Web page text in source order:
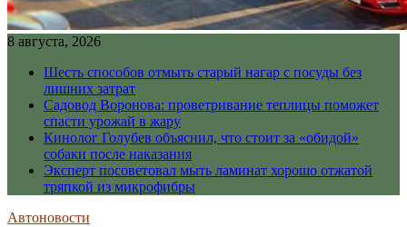
8 августа, 2026
Шесть способов отмыть старый нагар с посуды без
лишних затрат
Садовод Воронова: проветривание теплицы поможет
спасти урожай в жару
Кинолог Голубев объяснил, что стоит за «обидой»
собаки после наказания
Эксперт посоветовал мыть ламинат хорошо отжатой
тряпкой из микрофибры
Автоновости